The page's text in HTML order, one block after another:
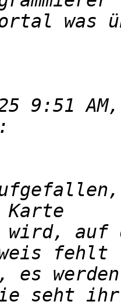
9:51
wird,
es